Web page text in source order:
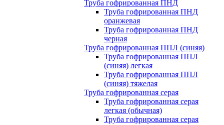
Труба гофрированная ПНД
Труба гофрированная ПНД
оранжевая
Труба гофрированная ПНД
черная
Труба гофрированная ППЛ (синяя)
Труба гофрированная ППЛ
(синяя) легкая
Труба гофрированная ППЛ
(синяя) тяжелая
Труба гофрированная серая
Труба гофрированная серая
легкая (обычная)
Труба гофрированная серая